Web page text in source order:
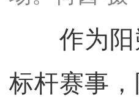
作为阳朔
标杆赛事，